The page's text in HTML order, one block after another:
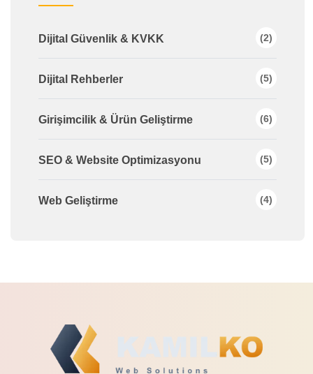
Dijital Güvenlik & KVKK (2)
Dijital Rehberler (5)
Girişimcilik & Ürün Geliştirme (6)
SEO & Website Optimizasyonu (5)
Web Geliştirme (4)